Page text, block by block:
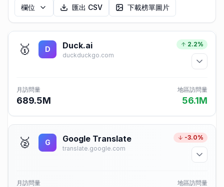
欄位 匯出 CSV 下載榜單圖片
🥇 D Duck.ai
duckduckgo.com
2.2%
月訪問量
689.5M
地區訪問量
56.1M
🥈 G Google Translate
translate.google.com
-3.0%
月訪問量 地區訪問量